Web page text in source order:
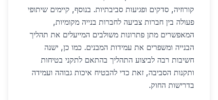
קורוזיה, סדקים ופגיעות סביבתיות. בנוסף, קיימים שיתופי
פעולה בין חברות צביעה לחברות בנייה מקומיות,
המאפשרים מתן פתרונות משולבים המייעלים את תהליך
הבנייה ומשפרים את עמידות המבנים. כמו כן, ישנה
חשיבות רבה לביצוע התהליך בהתאם לתקני בטיחות
ותקנות הסביבה, זאת כדי להבטיח איכות גבוהה ועמידה
בדרישות החוק.